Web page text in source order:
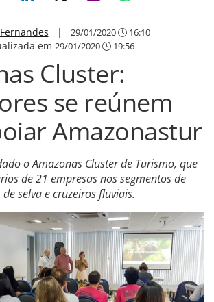
| 29/01/2020 16:10
em 29/01/2020 19:56
Cluster:
se reúnem
Amazonastur
o Amazonas Cluster de Turismo, que
de 21 empresas nos segmentos de
selva e cruzeiros fluviais.